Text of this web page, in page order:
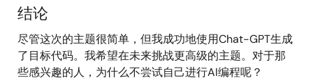
结论
尽管这次的主题很简单，但我成功地使用Chat-GPT生成
了目标代码。我希望在未来挑战更高级的主题。对于那
些感兴趣的人，为什么不尝试自己进行AI编程呢？